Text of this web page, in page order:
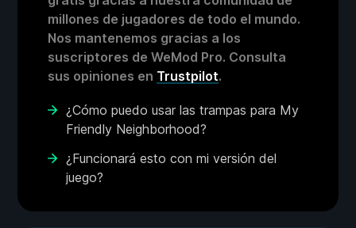
millones de jugadores de todo el mundo.
Nos mantenemos gracias a los
suscriptores de WeMod Pro. Consulta
sus opiniones en Trustpilot.
¿Cómo puedo usar las trampas para My
Friendly Neighborhood?
¿Funcionará esto con mi versión del
juego?